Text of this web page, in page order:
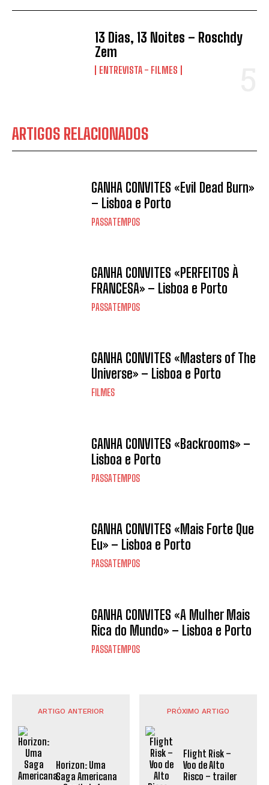
13 Dias, 13 Noites – Roschdy
Zem
ENTREVISTA - FILMES
ARTIGOS RELACIONADOS
GANHA CONVITES «Evil Dead Burn»
– Lisboa e Porto
PASSATEMPOS
GANHA CONVITES «PERFEITOS À
FRANCESA» – Lisboa e Porto
PASSATEMPOS
GANHA CONVITES «Masters of The
Universe» – Lisboa e Porto
FILMES
GANHA CONVITES «Backrooms» –
Lisboa e Porto
PASSATEMPOS
GANHA CONVITES «Mais Forte Que
Eu» – Lisboa e Porto
PASSATEMPOS
GANHA CONVITES «A Mulher Mais
Rica do Mundo» – Lisboa e Porto
PASSATEMPOS
ARTIGO ANTERIOR
Horizon: Uma
Saga Americana
PRÓXIMO ARTIGO
Flight Risk –
Voo de Alto
Risco – trailer